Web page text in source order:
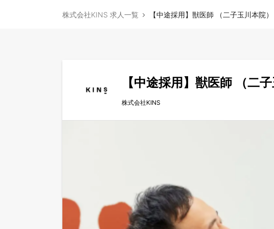
株式会社KINS 求人一覧 【中途採用】獣医師 （二子玉川本院
【中途採用】獣医師 （二
株式会社KINS